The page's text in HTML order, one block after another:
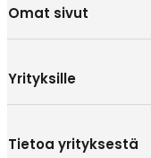
Omat sivut
Yrityksille
Tietoa yrityksestä